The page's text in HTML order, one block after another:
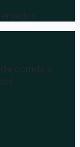
corrida e